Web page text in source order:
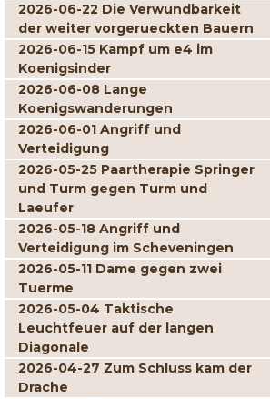
2026-06-22 Die Verwundbarkeit
der weiter vorgerueckten Bauern
2026-06-15 Kampf um e4 im
Koenigsinder
2026-06-08 Lange
Koenigswanderungen
2026-06-01 Angriff und
Verteidigung
2026-05-25 Paartherapie Springer
und Turm gegen Turm und
Laeufer
2026-05-18 Angriff und
Verteidigung im Scheveningen
2026-05-11 Dame gegen zwei
Tuerme
2026-05-04 Taktische
Leuchtfeuer auf der langen
Diagonale
2026-04-27 Zum Schluss kam der
Drache